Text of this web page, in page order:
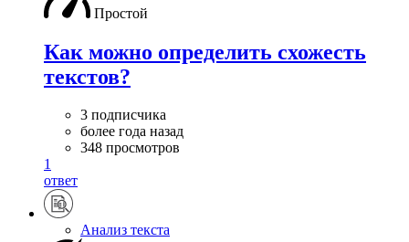
Простой
Как можно определить схожесть
текстов?
3 подписчика
более года назад
348 просмотров
1
ответ
Анализ текста